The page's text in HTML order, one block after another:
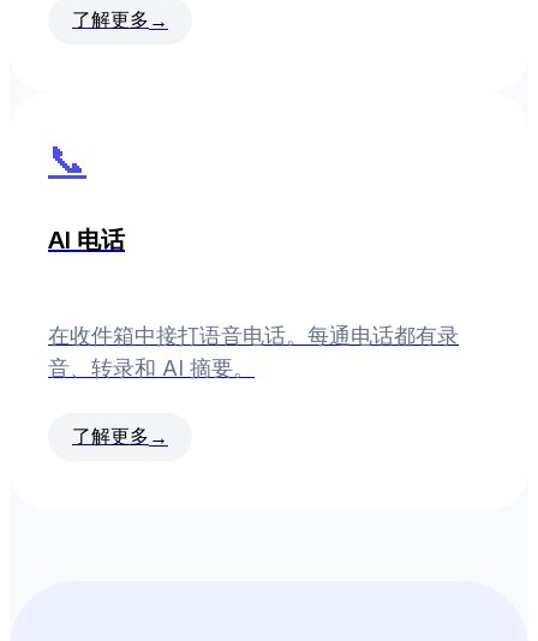
了解更多 →
📞
AI 电话
在收件箱中接打语音电话。每通电话都有录
音、转录和 AI 摘要。
了解更多 →